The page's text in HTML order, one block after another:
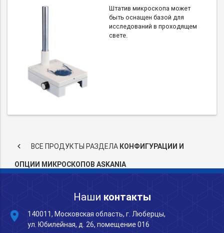
Штатив микроскопа может
быть оснащен базой для
исследований в проходящем
свете.
keyboard_arrow_left ВСЕ ПРОДУКТЫ РАЗДЕЛА КОНФИГУРАЦИИ И
ОПЦИИ МИКРОСКОПОВ ASKANIA
Наши контакты
place
140011, Московская область, г. Люберцы,
ул. Юбилейная, д. 26, помещение 016